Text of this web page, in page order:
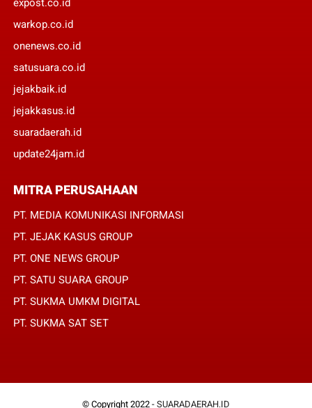
expost.co.id
warkop.co.id
onenews.co.id
satusuara.co.id
jejakbaik.id
jejakkasus.id
suaradaerah.id
update24jam.id
MITRA PERUSAHAAN
PT. MEDIA KOMUNIKASI INFORMASI
PT. JEJAK KASUS GROUP
PT. ONE NEWS GROUP
PT. SATU SUARA GROUP
PT. SUKMA UMKM DIGITAL
PT. SUKMA SAT SET
© Copyright 2022 - SUARADAERAH.ID